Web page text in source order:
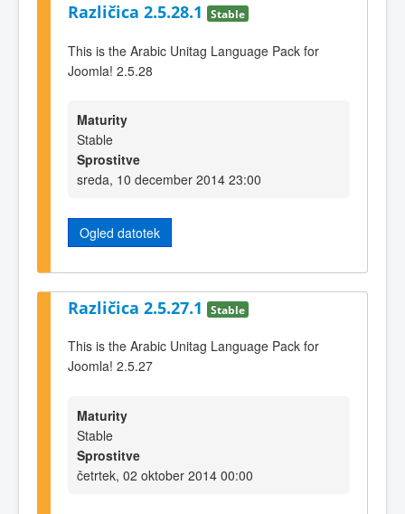
Različica 2.5.28.1 Stable
This is the Arabic Unitag Language Pack for
Joomla! 2.5.28
Maturity
Stable
Sprostitve
sreda, 10 december 2014 23:00
Ogled datotek
Različica 2.5.27.1 Stable
This is the Arabic Unitag Language Pack for
Joomla! 2.5.27
Maturity
Stable
Sprostitve
četrtek, 02 oktober 2014 00:00